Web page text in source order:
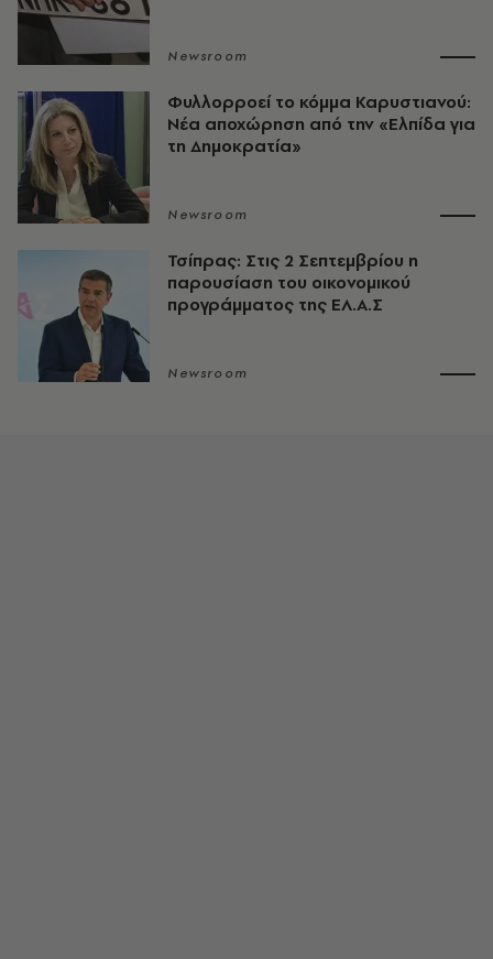
Newsroom
Φυλλορροεί το κόμμα Καρυστιανού:
Νέα αποχώρηση από την «Ελπίδα για
τη Δημοκρατία»
Newsroom
Τσίπρας: Στις 2 Σεπτεμβρίου η
παρουσίαση του οικονομικού
προγράμματος της ΕΛ.Α.Σ
Newsroom